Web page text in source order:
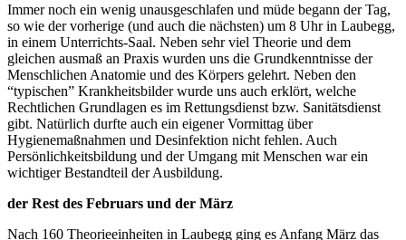
Immer noch ein wenig unausgeschlafen und müde begann der Tag,
so wie der vorherige (und auch die nächsten) um 8 Uhr in Laubegg,
in einem Unterrichts-Saal. Neben sehr viel Theorie und dem
gleichen ausmaß an Praxis wurden uns die Grundkenntnisse der
Menschlichen Anatomie und des Körpers gelehrt. Neben den
“typischen” Krankheitsbilder wurde uns auch erklört, welche
Rechtlichen Grundlagen es im Rettungsdienst bzw. Sanitätsdienst
gibt. Natürlich durfte auch ein eigener Vormittag über
Hygienemaßnahmen und Desinfektion nicht fehlen. Auch
Persönlichkeitsbildung und der Umgang mit Menschen war ein
wichtiger Bestandteil der Ausbildung.
der Rest des Februars und der März
Nach 160 Theorieeinheiten in Laubegg ging es Anfang März das